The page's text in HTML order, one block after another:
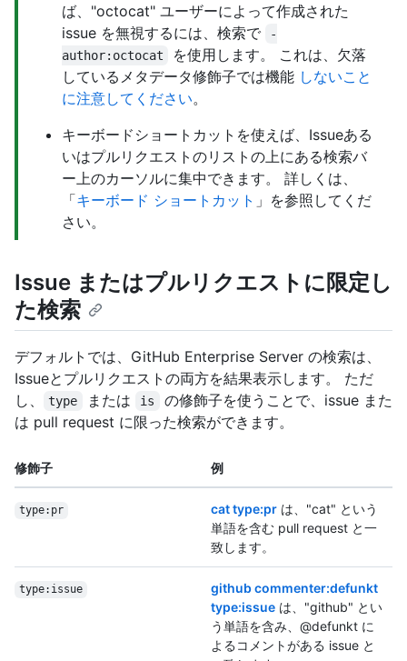
ば、"octocat" ユーザーによって作成された
issue を無視するには、検索で
-
author:octocat
を使用します。 これは、欠落
しているメタデータ修飾子では機能 しないこと
に注意してください。
キーボードショートカットを使えば、Issueある
いはプルリクエストのリストの上にある検索バ
ー上のカーソルに集中できます。 詳しくは、
「キーボード ショートカット 」を参照してくだ
さい。
Issue またはプルリクエストに限定し
た検索
デフォルトでは、GitHub Enterprise Server の検索は、
Issueとプルリクエストの両方を結果表示します。 ただ
し、
type または is
の修飾子を使うことで、issue また
は pull request に限った検索ができます。
修飾子 例
type:pr cat type:pr は、"cat" という
単語を含む pull request と一
致します。
type:issue
github commenter:defunkt
type:issue は、"github" とい
う単語を含み、@defunkt に
よるコメントがある issue と